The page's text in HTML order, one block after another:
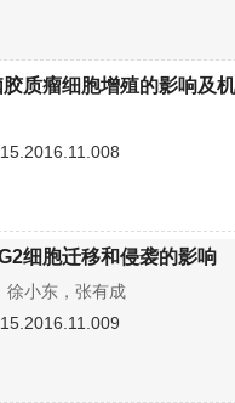
质瘤细胞增殖的影响及
细胞迁移和侵袭的影响
徐小东，张有成